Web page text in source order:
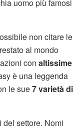
uomo più famosi
non citare le
al mondo
con altissime
è una leggenda
le sue7 varietà di
del settore. Nomi